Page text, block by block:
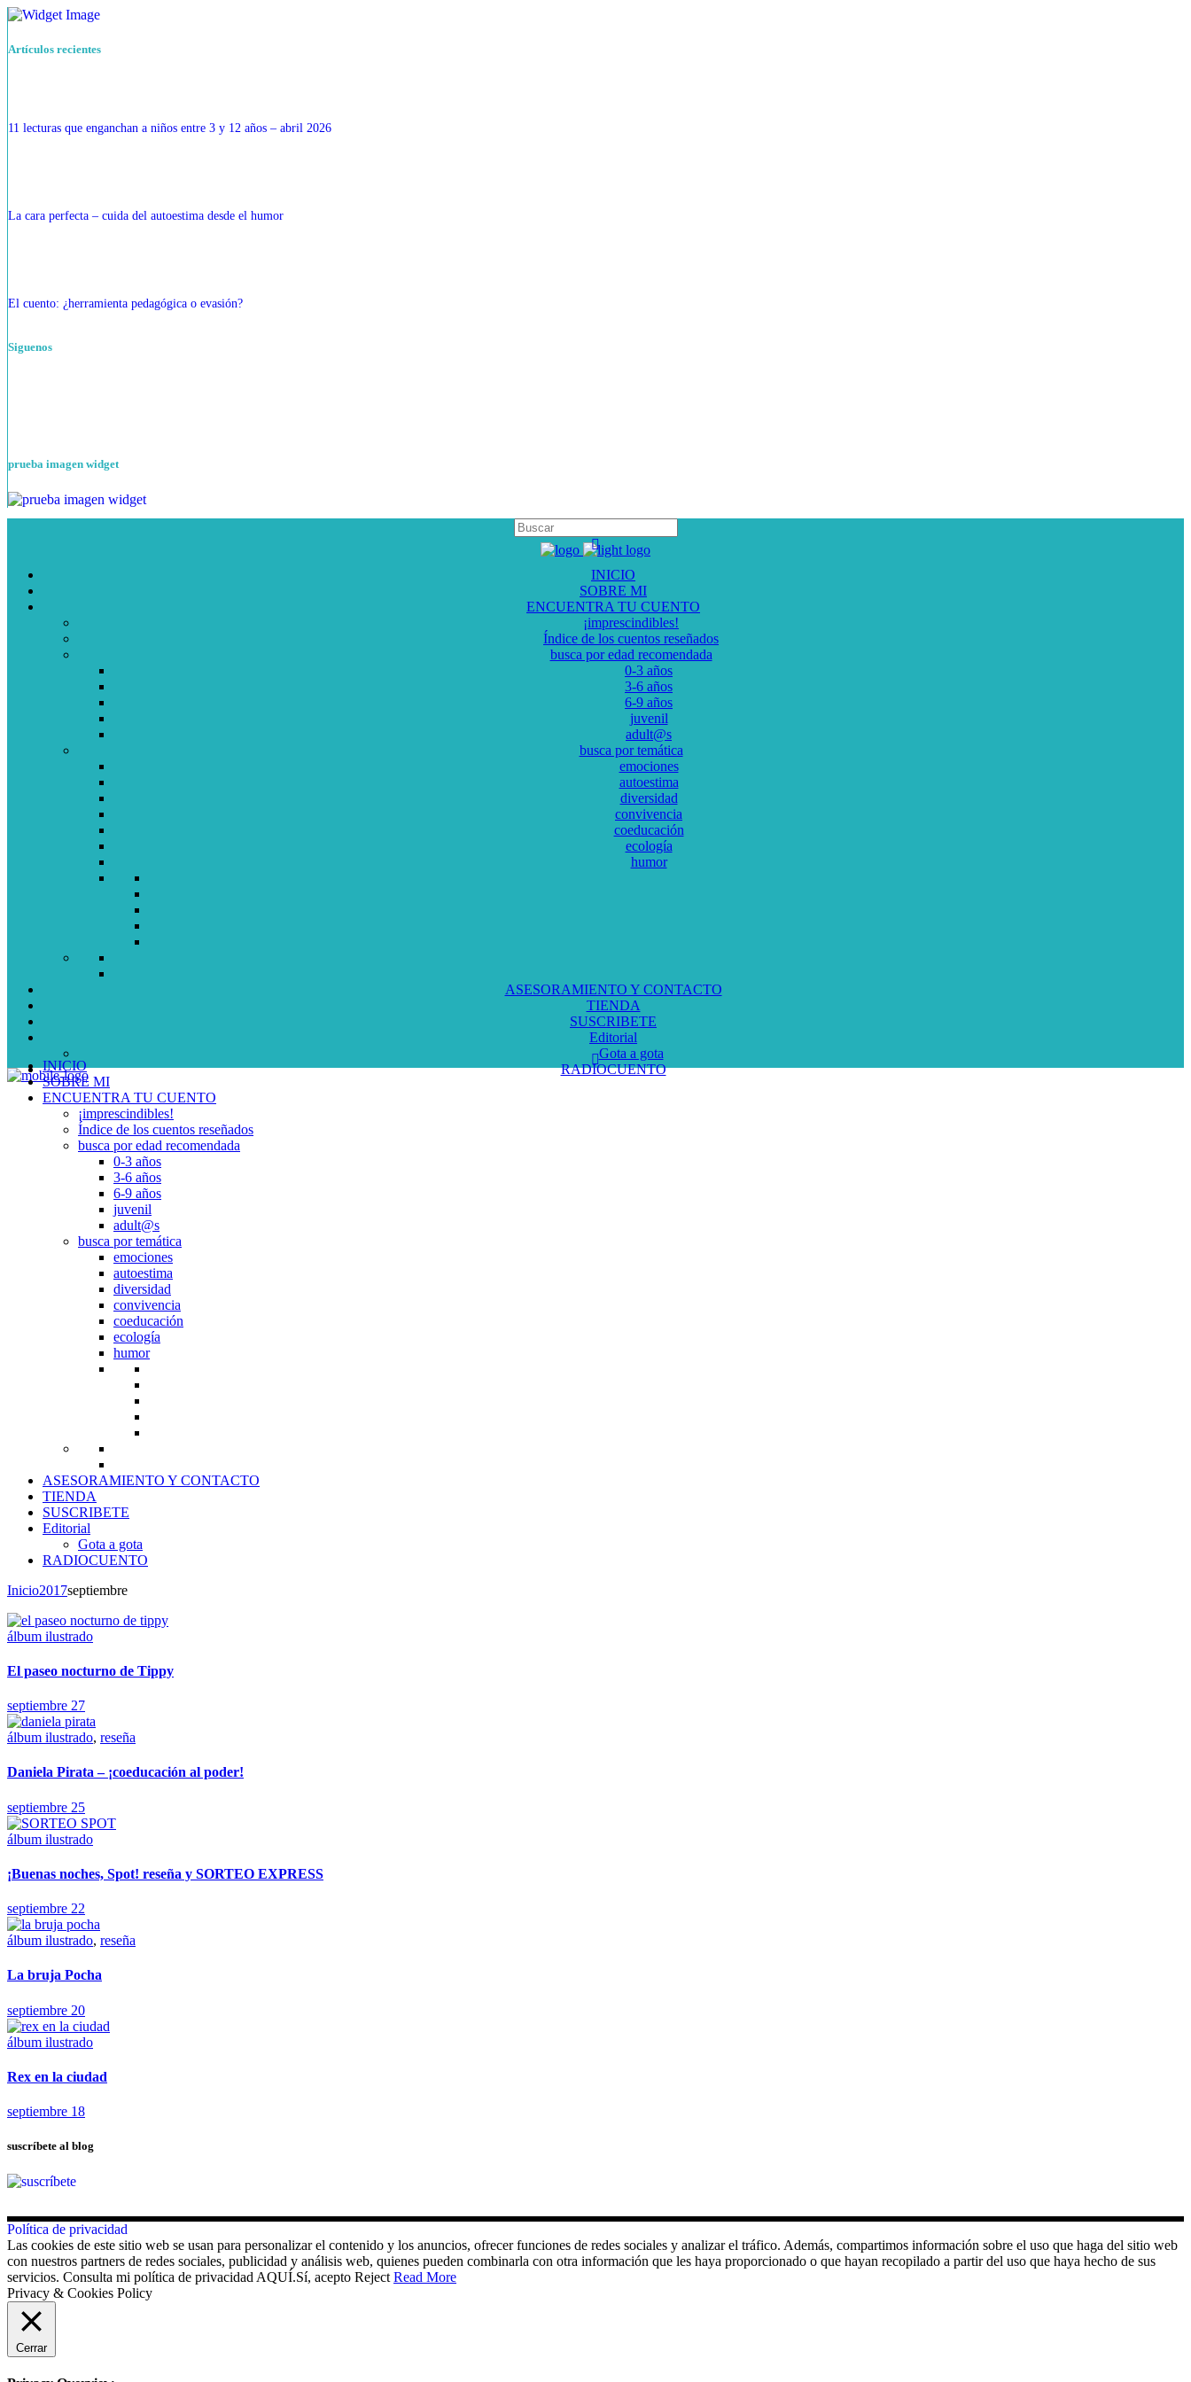
Artículos recientes
11 lecturas que enganchan a niños entre 3 y 12 años – abril 2026
La cara perfecta – cuida del autoestima desde el humor
El cuento: ¿herramienta pedagógica o evasión?
Siguenos
prueba imagen widget
INICIO
SOBRE MI
ENCUENTRA TU CUENTO
¡imprescindibles!
Índice de los cuentos reseñados
busca por edad recomendada
0-3 años
3-6 años
6-9 años
juvenil
adult@s
busca por temática
emociones
autoestima
diversidad
convivencia
coeducación
ecología
humor
ASESORAMIENTO Y CONTACTO
TIENDA
SUSCRIBETE
Editorial
Gota a gota
RADIOCUENTO
INICIO
SOBRE MI
ENCUENTRA TU CUENTO
¡imprescindibles!
Índice de los cuentos reseñados
busca por edad recomendada
0-3 años
3-6 años
6-9 años
juvenil
adult@s
busca por temática
emociones
autoestima
diversidad
convivencia
coeducación
ecología
humor
ASESORAMIENTO Y CONTACTO
TIENDA
SUSCRIBETE
Editorial
Gota a gota
RADIOCUENTO
Inicio2017septiembre
álbum ilustrado
El paseo nocturno de Tippy
septiembre 27
álbum ilustrado, reseña
Daniela Pirata – ¡coeducación al poder!
septiembre 25
álbum ilustrado
¡Buenas noches, Spot! reseña y SORTEO EXPRESS
septiembre 22
álbum ilustrado, reseña
La bruja Pocha
septiembre 20
álbum ilustrado
Rex en la ciudad
septiembre 18
suscríbete al blog
Política de privacidad
Las cookies de este sitio web se usan para personalizar el contenido y los anuncios, ofrecer funciones de redes sociales y analizar el tráfico. Además, compartimos información sobre el uso que haga del sitio web
con nuestros partners de redes sociales, publicidad y análisis web, quienes pueden combinarla con otra información que les haya proporcionado o que hayan recopilado a partir del uso que haya hecho de sus
servicios. Consulta mi política de privacidad AQUÍ.Sí, acepto Reject Read More
Privacy & Cookies Policy
Cerrar